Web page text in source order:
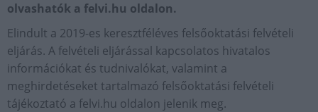
olvashatók a felvi.hu oldalon.
Elindult a 2019-es keresztféléves felsőoktatási felvételi
eljárás. A felvételi eljárással kapcsolatos hivatalos
információkat és tudnivalókat, valamint a
meghirdetéseket tartalmazó felsőoktatási felvételi
tájékoztató a felvi.hu oldalon jelenik meg.